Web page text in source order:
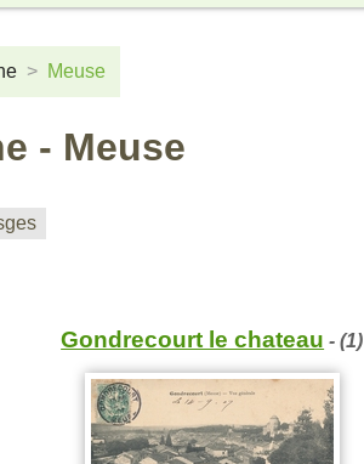
Meuse
- Meuse
Gondrecourt le chateau - (1)